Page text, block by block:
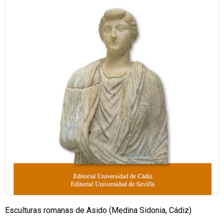
Esculturas romanas de Asido (Medina Sidonia, Cádiz)